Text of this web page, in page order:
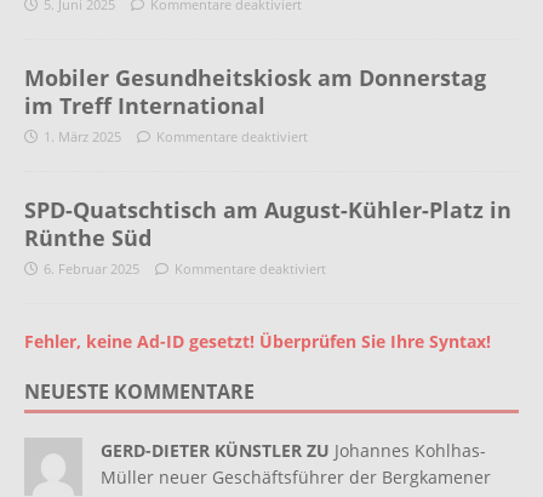
5. Juni 2025 Kommentare deaktiviert
Mobiler Gesundheitskiosk am Donnerstag
im Treff International
1. März 2025 Kommentare deaktiviert
SPD-Quatschtisch am August-Kühler-Platz in
Rünthe Süd
6. Februar 2025 Kommentare deaktiviert
Fehler, keine Ad-ID gesetzt! Überprüfen Sie Ihre Syntax!
NEUESTE KOMMENTARE
GERD-DIETER KÜNSTLER ZU Johannes Kohlhas-
Müller neuer Geschäftsführer der Bergkamener